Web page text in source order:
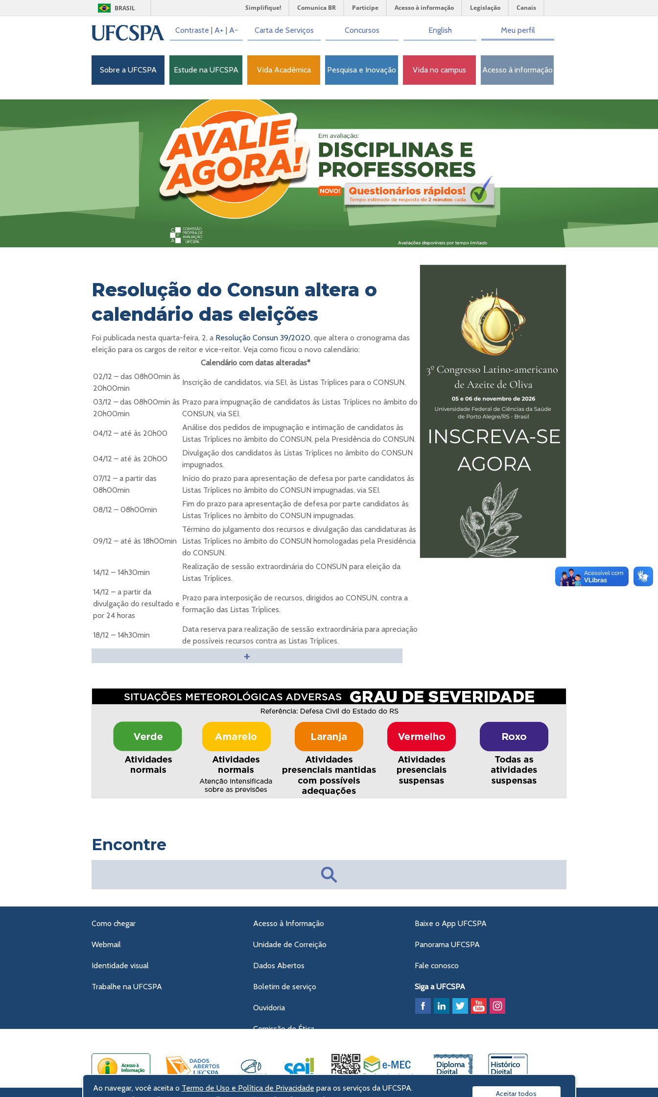
BRASIL Simplifique! Comunica BR Participe Acesso à informação Legislação Canais
Contraste | A+ | A- Carta de Serviços Concursos English Meu perfil
Sobre a UFCSPA Estude na UFCSPA Vida Acadêmica Pesquisa e Inovação Vida no campus Acesso à informação
Resolução do Consun altera o
calendário das eleições
Foi publicada nesta quarta-feira, 2, a Resolução Consun 39/2020, que altera o cronograma das
eleição para os cargos de reitor e vice-reitor. Veja como ficou o novo calendário:
Calendário com datas alteradas*
02/12 – das 08h00min às
20h00min
Inscrição de candidatos, via SEI, às Listas Tríplices para o CONSUN.
03/12 – das 08h00min às
20h00min
Prazo para impugnação de candidatos às Listas Tríplices no âmbito do
CONSUN, via SEI.
04/12 – até às 20h00
Análise dos pedidos de impugnação e intimação de candidatos às
Listas Tríplices no âmbito do CONSUN, pela Presidência do CONSUN.
04/12 – até às 20h00
Divulgação dos candidatos às Listas Tríplices no âmbito do CONSUN
impugnados.
07/12 – a partir das
08h00min
Início do prazo para apresentação de defesa por parte candidatos às
Listas Tríplices no âmbito do CONSUN impugnadas, via SEI.
08/12 – 08h00min
Fim do prazo para apresentação de defesa por parte candidatos às
Listas Tríplices no âmbito do CONSUN impugnadas.
09/12 – até às 18h00min
Término do julgamento dos recursos e divulgação das candidaturas às
Listas Tríplices no âmbito do CONSUN homologadas pela Presidência
do CONSUN.
14/12 – 14h30min
Realização de sessão extraordinária do CONSUN para eleição da
Listas Tríplices.
14/12 – a partir da
divulgação do resultado e
por 24 horas
Prazo para interposição de recursos, dirigidos ao CONSUN, contra a
formação das Listas Tríplices.
18/12 – 14h30min
Data reserva para realização de sessão extraordinária para apreciação
de possíveis recursos contra as Listas Tríplices.
+
Encontre
Como chegar
Webmail
Identidade visual
Trabalhe na UFCSPA
Acesso à Informação
Unidade de Correição
Dados Abertos
Boletim de serviço
Ouvidoria
Comissão de Ética
Baixe o App UFCSPA
Panorama UFCSPA
Fale conosco
Siga a UFCSPA
Ao navegar, você aceita o Termo de Uso e Política de Privacidade para os serviços da UFCSPA.
Aceitar todos